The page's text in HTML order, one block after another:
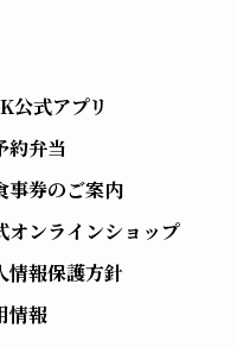
公式アプリ
約弁当
事券のご案内
オンラインショップ
情報保護方針
情報